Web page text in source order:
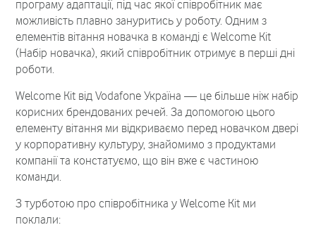
програму адаптації, під час якої співробітник має
можливість плавно зануритись у роботу. Одним з
елементів вітання новачка в команді є Welcome Kit
(Набір новачка), який співробітник отримує в перші дні
роботи.
Welcome Kit від Vodafone Україна — це більше ніж набір
корисних брендованих речей. За допомогою цього
елементу вітання ми відкриваємо перед новачком двері
у корпоративну культуру, знайомимо з продуктами
компанії та констатуємо, що він вже є частиною
команди.
З турботою про співробітника у Welcome Kit ми
поклали: